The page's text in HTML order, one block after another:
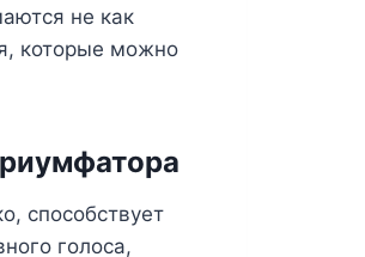
не как
которые можно
способствует
голоса,